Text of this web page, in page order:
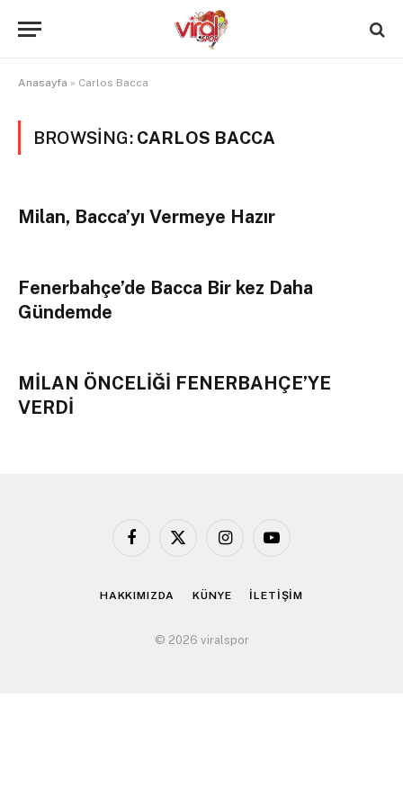
Anasayfa » Carlos Bacca
BROWSING: CARLOS BACCA
Milan, Bacca’yı Vermeye Hazır
Fenerbahçe’de Bacca Bir kez Daha
Gündemde
MİLAN ÖNCELİĞİ FENERBAHÇE’YE
VERDİ
Facebook
X
InstagramYouTube
HAKKIMIZDA KÜNYE İLETİŞİM
© 2026 viralspor